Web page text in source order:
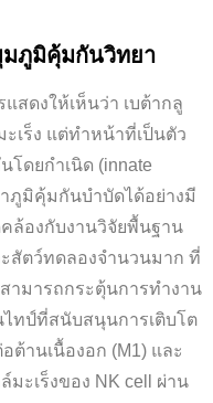
มภูมิคุ้มกันวิทยา
สดงให้เห็นว่า เบต้ากลู
เร็ง แต่ทำหน้าที่เป็นตัว
ดยกำเนิด (innate
าภูมิคุ้มกันบำบัดได้อย่างมี
ล้องกับงานวิจัยพื้นฐาน
สัตว์ทดลองจำนวนมาก ที่
ามารถกระตุ้นการทำงาน
ไทป์ที่สนับสนุนการเติบโต
ต้านเนื้องอก (M1) และ
มะเร็งของ NK cell ผ่าน